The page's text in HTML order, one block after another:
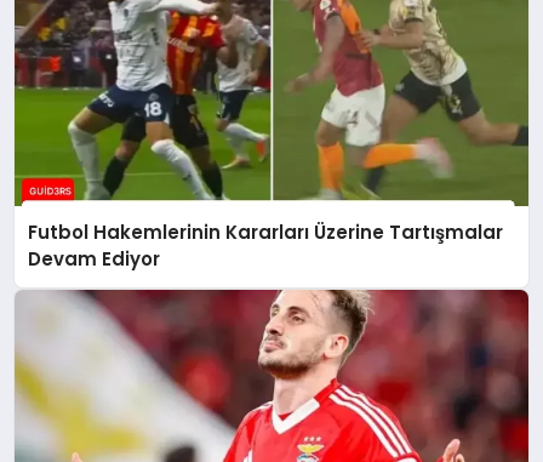
Futbol Hakemlerinin Kararları Üzerine Tartışmalar
Devam Ediyor